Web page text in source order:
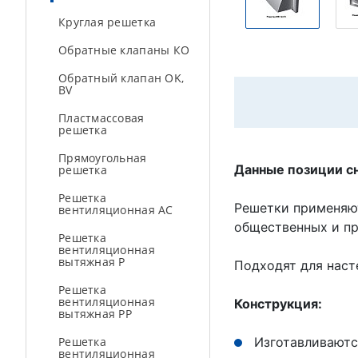
Круглая решетка
Обратные клапаны КО
Обратный клапан OK,
BV
Пластмассовая
решетка
Прямоугольная
решетка
Решетка
вентиляционная AC
Решетка
вентиляционная
вытяжная Р
Решетка
вентиляционная
вытяжная РР
Решетка
вентиляционная
Данные позиции
Решетки
общественных и
Подходят для
Конструкция: